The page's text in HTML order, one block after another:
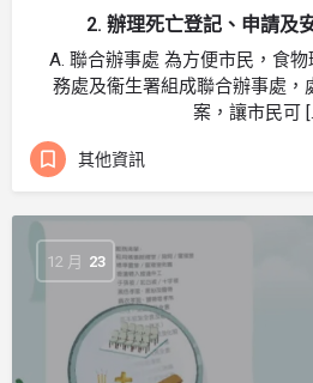
2. 辦理死亡登記、申請及
A. 聯合辦事處 為方便市民，食
務處及衞生署組成聯合辦事處，
案，讓市民可
其他資訊
12 月 23